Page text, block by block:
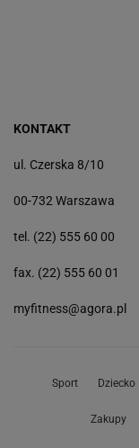
KONTAKT
ul. Czerska 8/10
00-732 Warszawa
tel. (22) 555 60 00
fax. (22) 555 60 01
myfitness@agora.pl
Sport Dziecko
Zakupy